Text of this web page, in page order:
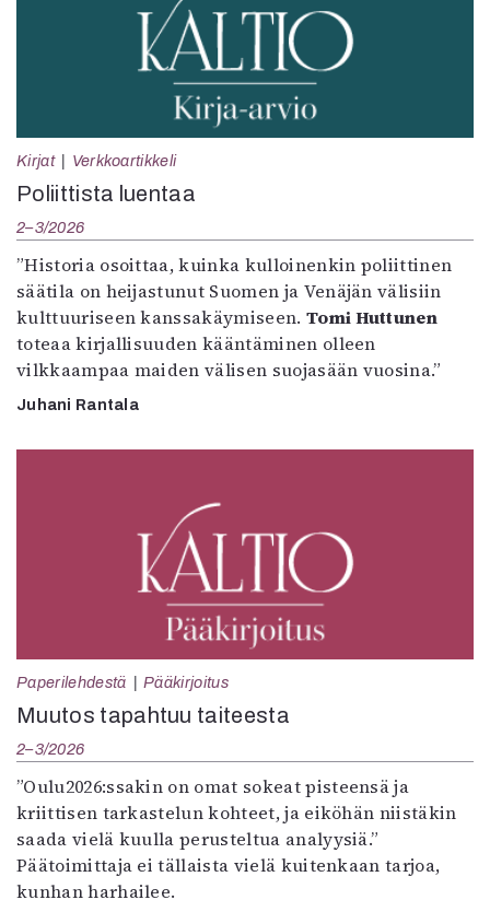
Kirjat Verkkoartikkeli
Poliittista luentaa
2–3/2026
”Historia osoittaa, kuinka kulloinenkin poliittinen
säätila on heijastunut Suomen ja Venäjän välisiin
kulttuuriseen kanssakäymiseen. Tomi Huttunen
toteaa kirjallisuuden kääntäminen olleen
vilkkaampaa maiden välisen suojasään vuosina.”
Juhani Rantala
Paperilehdestä Pääkirjoitus
Muutos tapahtuu taiteesta
2–3/2026
”Oulu2026:ssakin on omat sokeat pisteensä ja
kriittisen tarkastelun kohteet, ja eiköhän niistäkin
saada vielä kuulla perusteltua analyysiä.”
Päätoimittaja ei tällaista vielä kuitenkaan tarjoa,
kunhan harhailee.